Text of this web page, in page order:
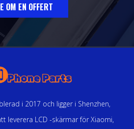
OM EN OFFERT
i 2017 och ligger i Shenzhen,
leverera LCD -skärmar för Xiaomi,